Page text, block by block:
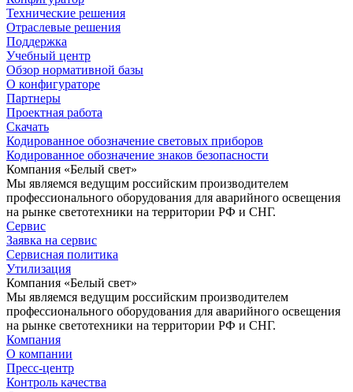
Технические решения
Отраслевые решения
Поддержка
Учебный центр
Обзор нормативной базы
О конфигураторе
Партнеры
Проектная работа
Скачать
Кодированное обозначение световых приборов
Кодированное обозначение знаков безопасности
Компания «Белый свет»
Мы являемся ведущим российским производителем
профессионального оборудования для аварийного освещения
на рынке светотехники на территории РФ и СНГ.
Сервис
Заявка на сервис
Сервисная политика
Утилизация
Компания «Белый свет»
Мы являемся ведущим российским производителем
профессионального оборудования для аварийного освещения
на рынке светотехники на территории РФ и СНГ.
Компания
О компании
Пресс-центр
Контроль качества